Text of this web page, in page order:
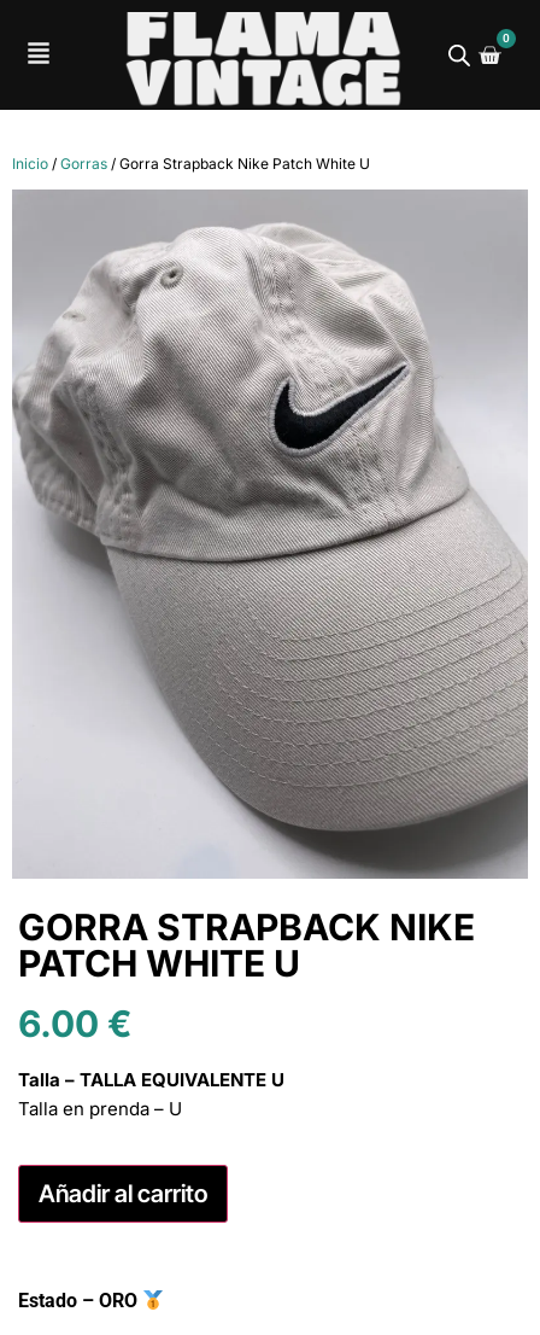
0
Inicio / Gorras / Gorra Strapback Nike Patch White U
GORRA STRAPBACK NIKE
PATCH WHITE U
6.00 €
Talla – TALLA EQUIVALENTE U
Talla en prenda – U
Añadir al carrito
Estado – ORO